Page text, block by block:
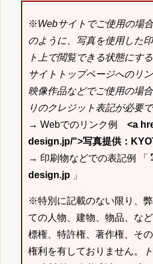
※Webサイトでご使用の場
のように、写真を使用した
ト上で閲覧できる状態にす
サイトトップページへのリ
映像作品などでご使用の場
りのクレジット表記が必要で
→ Webでのリンク例 <a
design.jp/">写真提供：
→ 印刷物などでの表記例 「
design.jp 」
※特別に記載のない限り、
ての人物、建物、物品、な
標権、特許権、著作権、そ
権利を有しておりません。